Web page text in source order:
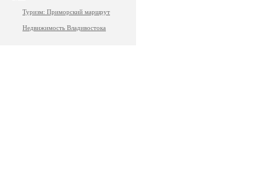
Туризм: Приморский маршрут
Недвижимость Владивостока